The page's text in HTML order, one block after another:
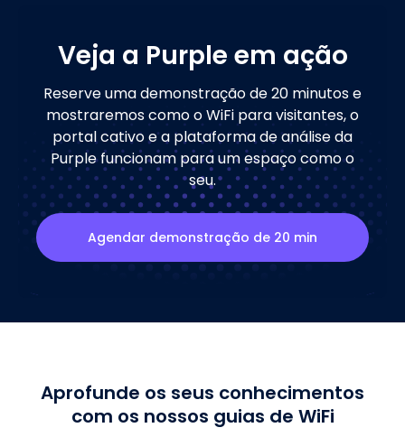
Veja a Purple em ação
Reserve uma demonstração de 20 minutos e
mostraremos como o WiFi para visitantes, o
portal cativo e a plataforma de análise da
Purple funcionam para um espaço como o
seu.
Agendar demonstração de 20 min
Aprofunde os seus conhecimentos
com os nossos guias de WiFi